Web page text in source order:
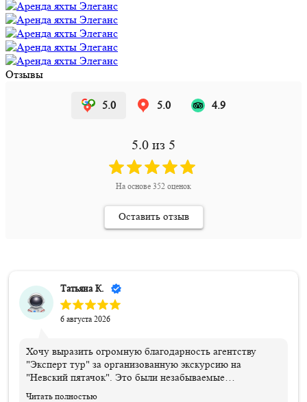
Отзывы
5.0 5.0 4.9
5.0 из 5
На основе 352 оценок
Оставить отзыв
Татьяна К.
6 августа 2026
Хочу выразить огромную благодарность агентству
"Эксперт тур" за организованную экскурсию на
"Невский пятачок". Это были незабываемые
впечатления и эмоции!!! Всем организаторам огромное
Читать полностью